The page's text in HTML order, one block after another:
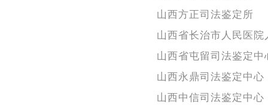
山西方正司法鉴定所
山西省长治市人民医
山西省屯留司法鉴定中
山西永鼎司法鉴定中心
山西中信司法鉴定中心